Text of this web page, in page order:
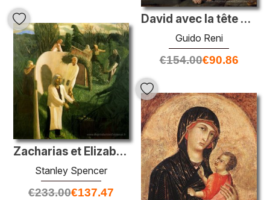
David avec la tête de Goliath
Guido Reni
€154.00€90.86
Zacharias et Elizabeth
Stanley Spencer
€233.00€137.47